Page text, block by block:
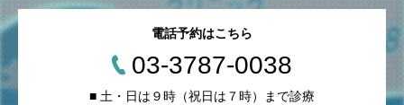
電話予約はこちら
03-3787-0038
■ 土・日は９時（祝日は７時）まで診療